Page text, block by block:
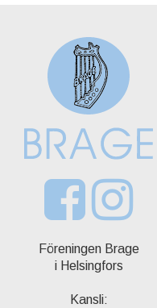
Föreningen Brage
i Helsingfors
Kansli: